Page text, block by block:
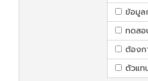
ข้อมูล
ทดสอ
ต้องก
ตัวแท